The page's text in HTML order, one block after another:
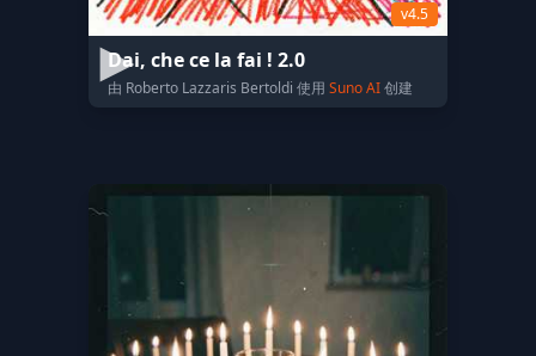
v4.5
Dai, che ce la fai ! 2.0
由 Roberto Lazzaris Bertoldi 使用 Suno AI创建